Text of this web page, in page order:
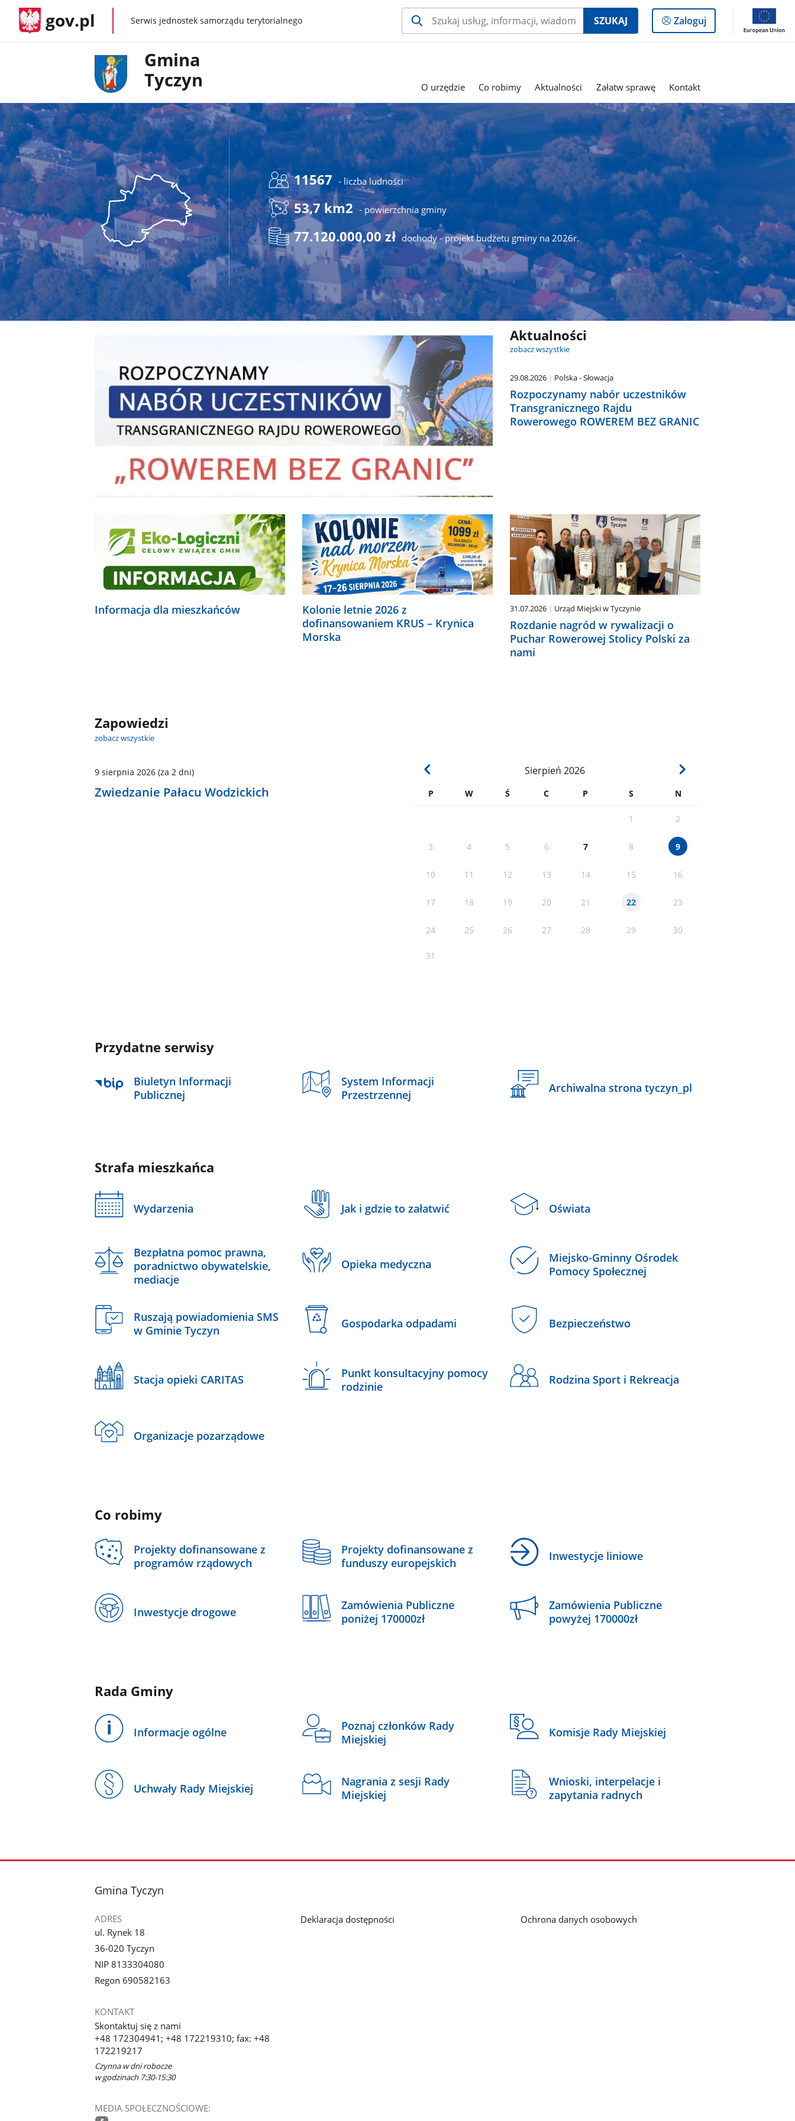
gov.pl gov.plSerwis jednostek samorządu terytorialnego SZUKAJ
Logowanie
do
Zaloguj
Gmina
Tyczyn
O urzędzie Co robimy Aktualności Załatw sprawę Kontakt
11567 - liczba ludności
53,7 km2 - powierzchnia gminy
77.120.000,00 zł dochody - projekt budżetu gminy na 2026r.
Aktualności
zobacz wszystkie
29.08.2026 Polska - Słowacja
Rozpoczynamy nabór uczestników
Transgranicznego Rajdu
Rowerowego ROWEREM BEZ GRANIC
Informacja dla mieszkańców
Kolonie letnie 2026 z
dofinansowaniem KRUS – Krynica
Morska
31.07.2026 Urząd Miejski w Tyczynie
Rozdanie nagród w rywalizacji o
Puchar Rowerowej Stolicy Polski za
nami
Zapowiedzi
zobacz wszystkie
Sierpień 2026
P W Ś C P S N
1 2
3 4 5 6 7 8 9
10 11 12 13 14 15 16
17 18 19 20 21 22 23
24 25 26 27 28 29 30
31
9 sierpnia 2026(za 2 dni)
Zwiedzanie Pałacu Wodzickich
Przydatne serwisy
Biuletyn Informacji
Publicznej
System Informacji
Przestrzennej
Archiwalna strona tyczyn_pl
Strafa mieszkańca
Wydarzenia Jak i gdzie to załatwić Oświata
Bezpłatna pomoc prawna,
poradnictwo obywatelskie,
mediacje
Opieka medyczna
Miejsko-Gminny Ośrodek
Pomocy Społecznej
Ruszają powiadomienia SMS
w Gminie Tyczyn
Gospodarka odpadami Bezpieczeństwo
Stacja opieki CARITAS
Punkt konsultacyjny pomocy
rodzinie
Rodzina Sport i Rekreacja
Organizacje pozarządowe
Co robimy
Projekty dofinansowane z
programów rządowych
Projekty dofinansowane z
funduszy europejskich
Inwestycje liniowe
Inwestycje drogowe
Zamówienia Publiczne
poniżej 170000zł
Zamówienia Publiczne
powyżej 170000zł
Rada Gminy
Informacje ogólne
Poznaj członków Rady
Miejskiej
Komisje Rady Miejskiej
Uchwały Rady Miejskiej
Nagrania z sesji Rady
Miejskiej
Wnioski, interpelacje i
zapytania radnych
stopka
Gmina Tyczyn
ADRES
ul. Rynek 18
36-020 Tyczyn
NIP 8133304080
Regon 690582163
KONTAKT
Skontaktuj się z nami
+48 172304941; +48 172219310; fax: +48
172219217
Czynna w dni robocze
w godzinach 7:30-15:30
MEDIA SPOŁECZNOŚCIOWE:
Deklaracja dostępności Ochrona danych osobowych